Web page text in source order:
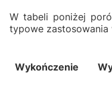
W tabeli poniżej
typowe
Wykończenie